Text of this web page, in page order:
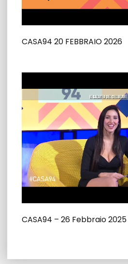
CASA94 20 FEBBRAIO 2026
CASA94 – 26 Febbraio 2025